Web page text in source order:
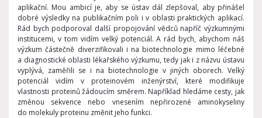
aplikační. Mou ambicí je, aby se ústav dál zlepšoval, aby přinášel
dobré výsledky na publikačním poli i v oblasti praktických aplikací.
Rád bych podporoval další propojování vědců napříč výzkumnými
institucemi, v tom vidím velký potenciál. A rád bych, abychom náš
výzkum částečně diverzifikovali i na biotechnologie mimo léčebné
a diagnostické oblasti lékařského výzkumu, tedy jak i z názvu ústavu
vyplývá, zaměřili se i na biotechnologie v jiných oborech. Velký
potenciál vidím v proteinovém inženýrství, které modifikuje
vlastnosti proteinů žádoucím směrem. Například hledáme cesty, jak
změnou sekvence nebo vnesením nepřirozené aminokyseliny
do molekuly proteinu změnit jeho funkci.